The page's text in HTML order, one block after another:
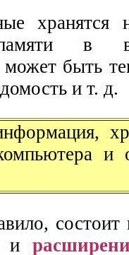
хранятся
памяти в
быть
и т. д.
и
состоит
и